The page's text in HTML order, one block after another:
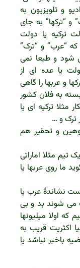
و تلویزیون به
و “ترکها” به جای
ترکیه یا دولت
“عرب” و “ترک”
شود و طبعا نمی
یا عده ای از
و عربها را گاهی
به فلان کشور
مثلا ترکیه ای یا
ترک و …
و تحقیر هم
تیم مثلا اماراتی
ما روی عربها یا
نشاندۀ عرب یا
می شوند بد و بی
که اولا میلیونها
اکثریت قریب به
باخبر نباشد یا